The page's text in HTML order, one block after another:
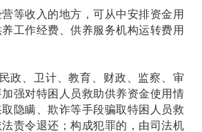
收入的地方，可从中安排资金用
工作经费、供养服务机构运转费用
、卫计、教育、财政、监察、审
强对特困人员救助供养资金使用情
隐瞒、欺诈等手段骗取特困人员救
责令退还；构成犯罪的，由司法机